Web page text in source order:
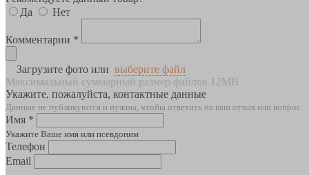
Да
Нет
Комментарии *
Загрузите фото или выберите файл
Максимальный суммарный размер файлов 12MB
Укажите, пожалуйста, контактные данные
Данные не публикуются и нужны, чтобы ответить на ваш отзыв или вопрос
Имя *
Укажите Ваше имя или псевдоним
Телефон
Email